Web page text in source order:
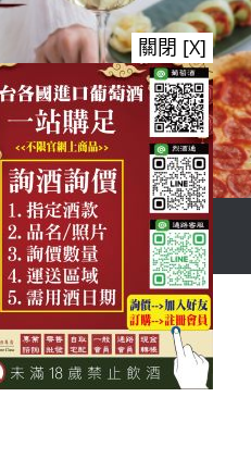
聯盟
首頁 會員登入
次購足」各國進
關閉 [X]